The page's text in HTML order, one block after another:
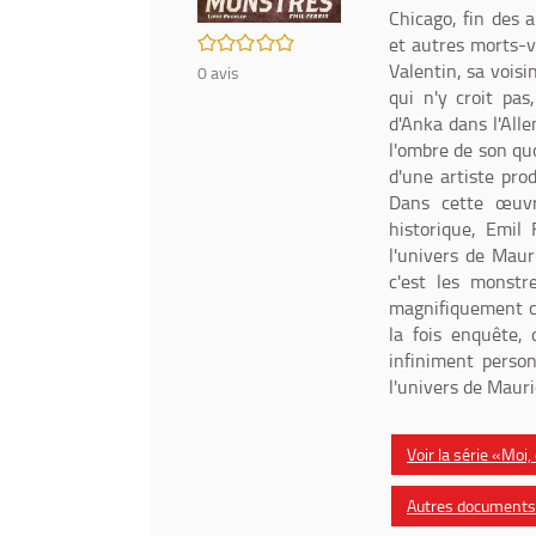
/5
0avis
Chicago, fin des
et autres morts-
Valentin, sa
qui n'y croit
d'Anka dans
l'ombre de son
d'une artiste
Dans cette
historique, Emil
l'univers de
c'est les
magnifiquement
la fois enquête,
infiniment
l'univers de
Voir la série
Autres